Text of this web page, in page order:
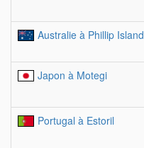
Australie à Phillip Island
Japon à Motegi
Portugal à Estoril